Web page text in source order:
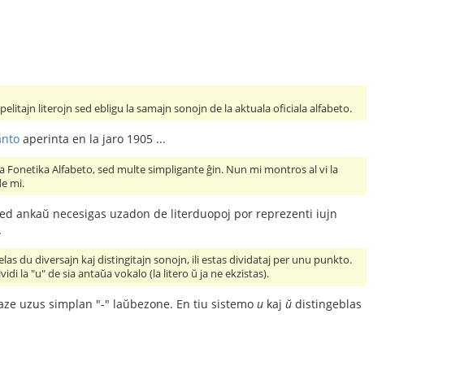
literojn sed ebligu la samajn sonojn de la aktuala oficiala alfabeto.
aperinta en la jaro 1905 ...
Alfabeto, sed multe simpligante ĝin. Nun mi montros al vi la
mi.
ankaŭ necesigas uzadon de literduopoj por reprezenti iujn
du diversajn kaj distingitajn sonojn, ili estas dividataj per unu punkto.
la "u" de sia antaŭa vokalo (la litero ŭ ja ne ekzistas).
uzus simplan "-" laŭbezone. En tiu sistemo u kaj ŭ distingeblas